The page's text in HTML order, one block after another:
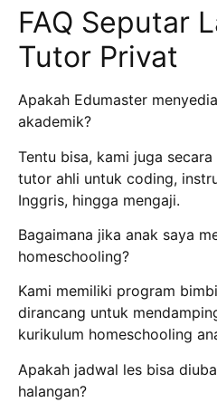
FAQ Seputar
Tutor Privat
Apakah Edumaster
akademik?
Tentu bisa, kami juga
tutor ahli untuk coding,
Inggris, hingga mengaji.
Bagaimana jika anak saya
homeschooling?
Kami memiliki program
dirancang untuk
kurikulum homeschooling
Apakah jadwal les bisa
halangan?